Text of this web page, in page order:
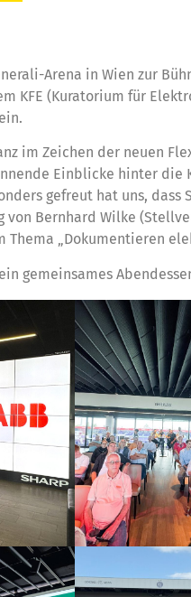
Arena in Wien zur
KFE (Kuratorium für
im Zeichen der neuen
Einblicke hinter die
gefreut hat uns,
von Bernhard Wilke
Thema „Dokumentieren
gemeinsames